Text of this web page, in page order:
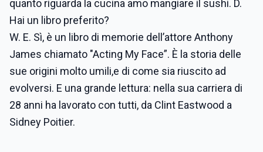
quanto riguarda la cucina amo mangiare il sushi. D.
Hai un libro preferito?
W. E. Sì, è un libro di memorie dell’attore Anthony
James chiamato "Acting My Face”. È la storia delle
sue origini molto umili,e di come sia riuscito ad
evolversi. E una grande lettura: nella sua carriera di
28 anni ha lavorato con tutti, da Clint Eastwood a
Sidney Poitier.